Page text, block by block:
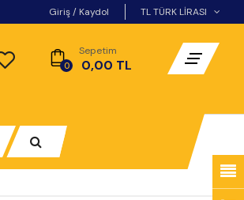
Giriş/ Kaydol
Sepetim
0- 0,00 TL